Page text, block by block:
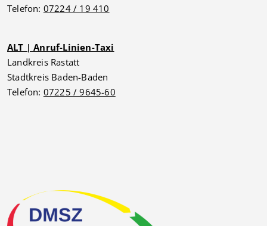
Telefon: 07224 / 19 410
ALT | Anruf-Linien-Taxi
Landkreis Rastatt
Stadtkreis Baden-Baden
Telefon: 07225 / 9645-60